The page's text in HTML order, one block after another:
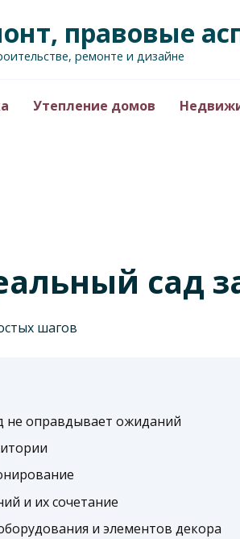
правовые
ремонте и дизайне
Утепление домов
сад
не оправдывает ожиданий
и их сочетание
и элементов декора